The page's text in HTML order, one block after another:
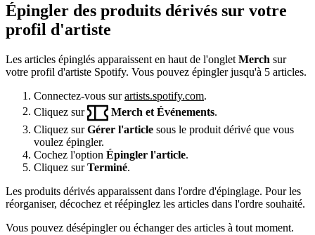
Épingler des produits dérivés sur votre
profil d'artiste
Les articles épinglés apparaissent en haut de l'onglet Merch sur
votre profil d'artiste Spotify. Vous pouvez épingler jusqu'à 5 articles.
Connectez-vous surartists.spotify.com.
Cliquez sur
Merch et Événements
Cliquez surGérer l'article sous le produit dérivé que vous
voulez épingler.
Cochez l'option Épingler l'article.
Cliquez surTerminé.
Les produits dérivés apparaissent dans l'ordre d'épinglage. Pour les
réorganiser, décochez et réépinglez les articles dans l'ordre souhaité.
Vous pouvez désépingler ou échanger des articles à tout moment.